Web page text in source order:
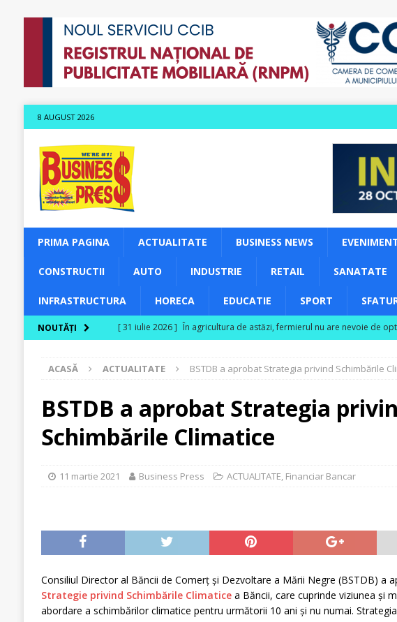
8 AUGUST 2026
PRIMA PAGINA ACTUALITATE BUSINESS NEWS
CONSTRUCTII AUTO INDUSTRIE RETAIL SANATATE
INFRASTRUCTURA HORECA EDUCATIE SPORT
NOUTĂȚI [ 31 iulie 2026 ] În agricultura de astăzi, fermierul nu are nevoie de
[ 30 iulie 2026 ]
Ferma Bogdănești propune organizarea unor vizite
Carpaților Orientali
ACTUALITATE
[ 30 iulie 2026 ]
ACTUALITATE
[ 29 iulie 2026 ] CITR – Insolvențele din agricultură se dublează în S1
ACASĂ ACTUALITATE BSTDB a aprobat Strategia privind Schimbările
BSTDB a aprobat Strategia
Schimbările Climatice
11 martie 2021 Business Press ACTUALITATE, Financiar Bancar
Consiliul Director al Băncii de Comerț și Dezvoltare a Mării Negre (BSTDB) a
Strategie privind Schimbările Climaticea Băncii, care cuprinde viziunea și
abordare a schimbărilor climatice pentru următorii 10 ani și nu numai.